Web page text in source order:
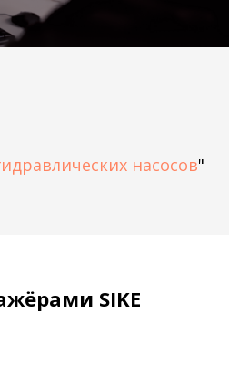
насосов"
SIKE